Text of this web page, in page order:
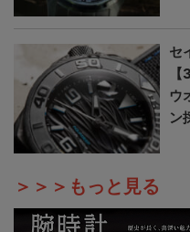
セ
ウ
ン
＞＞＞もっと見る